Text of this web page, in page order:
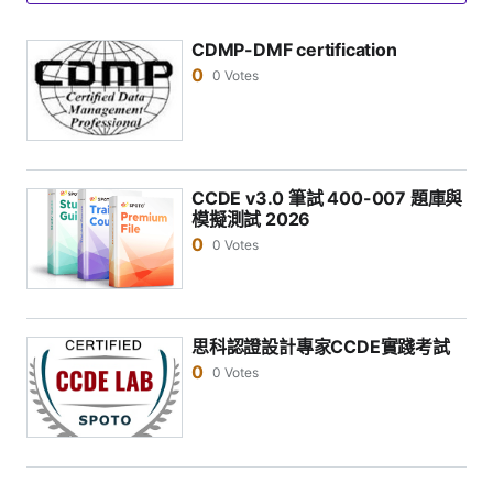
CDMP-DMF certification
0 0 Votes
CCDE v3.0 筆試 400-007 題庫與
模擬測試 2026
0 0 Votes
思科認證設計專家CCDE實踐考試
0 0 Votes